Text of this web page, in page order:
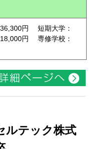
円 短期大学：
円 専修学校：
ルテック株式